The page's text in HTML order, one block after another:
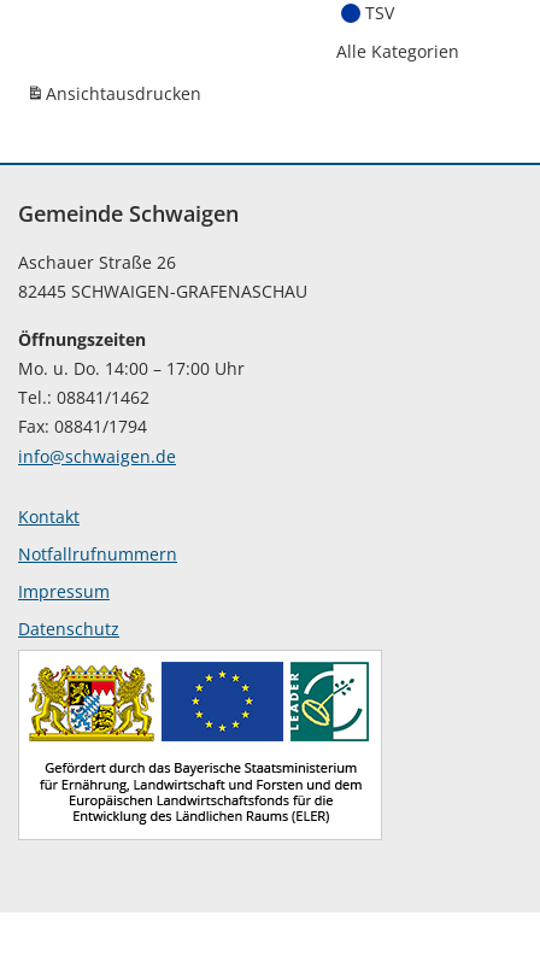
TSV
Alle Kategorien
Ansichtausdrucken
Gemeinde Schwaigen
Aschauer Straße 26
82445 SCHWAIGEN-GRAFENASCHAU
Öffnungszeiten
Mo. u. Do. 14:00 – 17:00 Uhr
Tel.: 08841/1462
Fax: 08841/1794
info@schwaigen.de
Kontakt
Notfallrufnummern
Impressum
Datenschutz